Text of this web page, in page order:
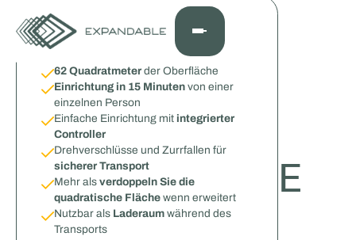
PRODUKTE
EXPANDABLE
TRAILER
EXPANDABLE TRAILER
Überblick
62 Quadratmeterder Oberfläche
Einrichtung in 15 Minutenvon einer
einzelnen Person
Einfache Einrichtung mit integrierter
Controller
Drehverschlüsse und Zurrfallen für
sicherer Transport
Mehr als verdoppeln Sie die
quadratische Flächewenn erweitert
Nutzbar als Laderaumwährend des
Transports